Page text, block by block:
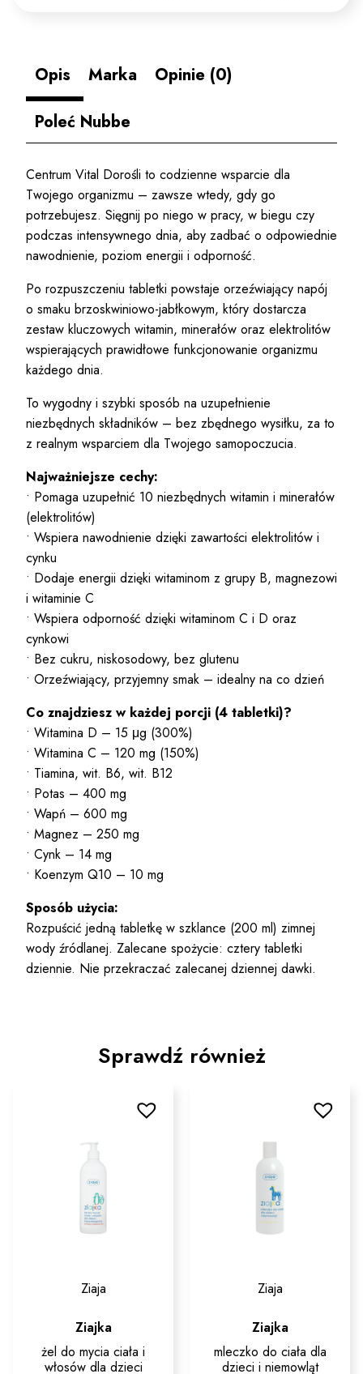
Opis Marka
Opinie (0)
Poleć Nubbe
Centrum Vital Dorośli to codzienne wsparcie dla
Twojego organizmu – zawsze wtedy, gdy go
potrzebujesz. Sięgnij po niego w pracy, w biegu czy
podczas intensywnego dnia, aby zadbać o odpowiednie
nawodnienie, poziom energii i odporność.
Po rozpuszczeniu tabletki powstaje orzeźwiający napój
o smaku brzoskwiniowo-jabłkowym, który dostarcza
zestaw kluczowych witamin, minerałów oraz elektrolitów
wspierających prawidłowe funkcjonowanie organizmu
każdego dnia.
To wygodny i szybki sposób na uzupełnienie
niezbędnych składników – bez zbędnego wysiłku, za to
z realnym wsparciem dla Twojego samopoczucia.
Najważniejsze cechy:
• Pomaga uzupełnić 10 niezbędnych witamin i minerałów
(elektrolitów)
• Wspiera nawodnienie dzięki zawartości elektrolitów i
cynku
• Dodaje energii dzięki witaminom z grupy B, magnezowi
i witaminie C
• Wspiera odporność dzięki witaminom C i D oraz
cynkowi
• Bez cukru, niskosodowy, bez glutenu
• Orzeźwiający, przyjemny smak – idealny na co dzień
Co znajdziesz w każdej porcji (4 tabletki)?
• Witamina D – 15 μg (300%)
• Witamina C – 120 mg (150%)
• Tiamina, wit. B6, wit. B12
• Potas – 400 mg
• Wapń – 600 mg
• Magnez – 250 mg
• Cynk – 14 mg
• Koenzym Q10 – 10 mg
Sposób użycia:
Rozpuścić jedną tabletkę w szklance (200 ml) zimnej
wody źródlanej. Zalecane spożycie: cztery tabletki
dziennie. Nie przekraczać zalecanej dziennej dawki.
Sprawdź również
Ziaja
Ziajka
żel do mycia ciała i
włosów dla dzieci
Ziaja
Ziajka
mleczko do ciała dla
dzieci i niemowląt